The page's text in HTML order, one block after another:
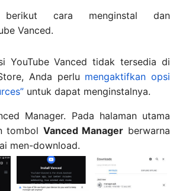
berikut cara menginstal dan
Vanced.
YouTube Vanced tidak tersedia di
Anda perlu mengaktifkan opsi
untuk dapat menginstalnya.
Manager. Pada halaman utama
tombol Vanced Manager berwarna
men-download.